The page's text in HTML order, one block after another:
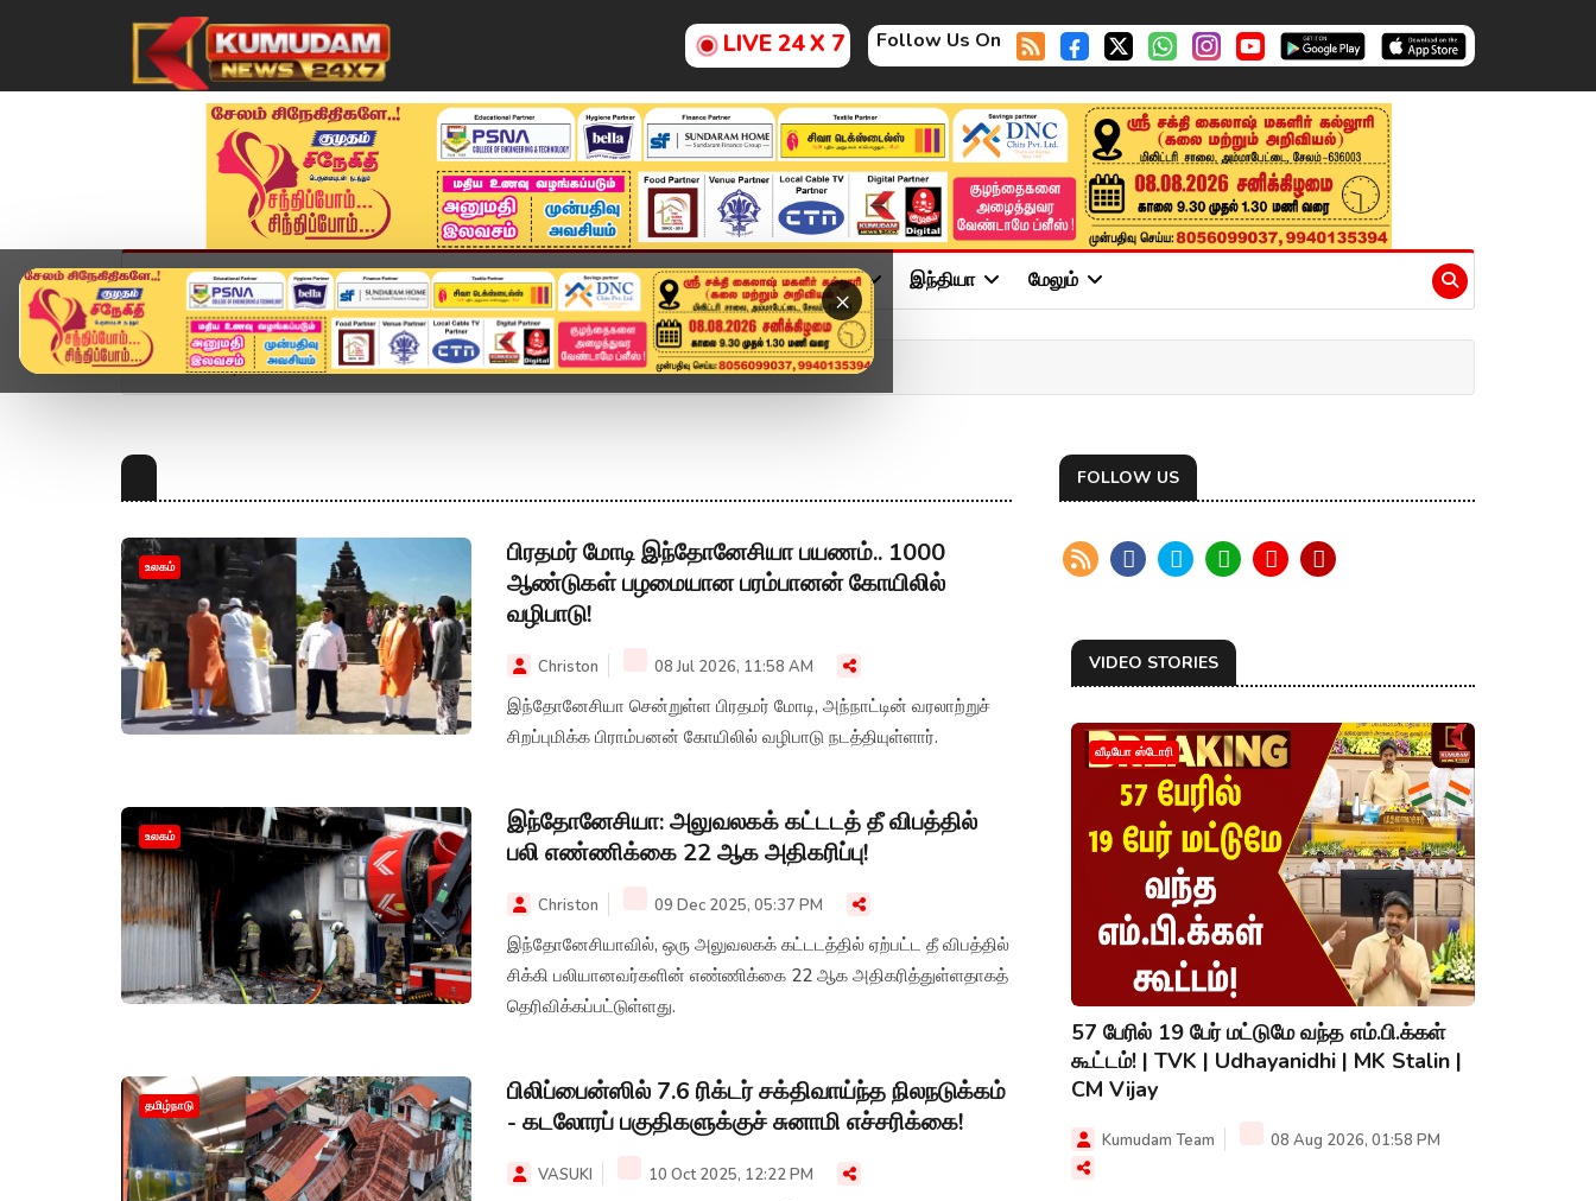
LIVE 24 X 7 Follow Us On
×
முகப்பு விளையாட்டு அண்மை தமிழ்நாடு சினிமா அரசியல் விளையாட்டு இந்தியா மேலும்
Home Topics
உலகம்
பிரதமர் மோடி இந்தோனேசியா பயணம்.. 1000
ஆண்டுகள் பழமையான பரம்பானன் கோயிலில்
வழிபாடு!
Christon 08 Jul 2026, 11:58 AM
இந்தோனேசியா சென்றுள்ள பிரதமர் மோடி, அந்நாட்டின் வரலாற்றுச்
சிறப்புமிக்க பிராம்பனன் கோயிலில் வழிபாடு நடத்தியுள்ளார்.
உலகம்
இந்தோனேசியா: அலுவலகக் கட்டடத் தீ விபத்தில்
பலி எண்ணிக்கை 22 ஆக அதிகரிப்பு!
Christon 09 Dec 2025, 05:37 PM
இந்தோனேசியாவில், ஒரு அலுவலகக் கட்டடத்தில் ஏற்பட்ட தீ விபத்தில்
சிக்கி பலியானவர்களின் எண்ணிக்கை 22 ஆக அதிகரித்துள்ளதாகத்
தெரிவிக்கப்பட்டுள்ளது.
தமிழ்நாடு
பிலிப்பைன்ஸில் 7.6 ரிக்டர் சக்திவாய்ந்த நிலநடுக்கம்
- கடலோரப் பகுதிகளுக்குச் சுனாமி எச்சரிக்கை!
VASUKI 10 Oct 2025, 12:22 PM
FOLLOW US
VIDEO STORIES
வீடியோ ஸ்டோரி
57 பேரில் 19 பேர் மட்டுமே வந்த எம்.பி.க்கள்
கூட்டம்! | TVK | Udhayanidhi | MK Stalin |
CM Vijay
Kumudam Team 08 Aug 2026, 01:58 PM